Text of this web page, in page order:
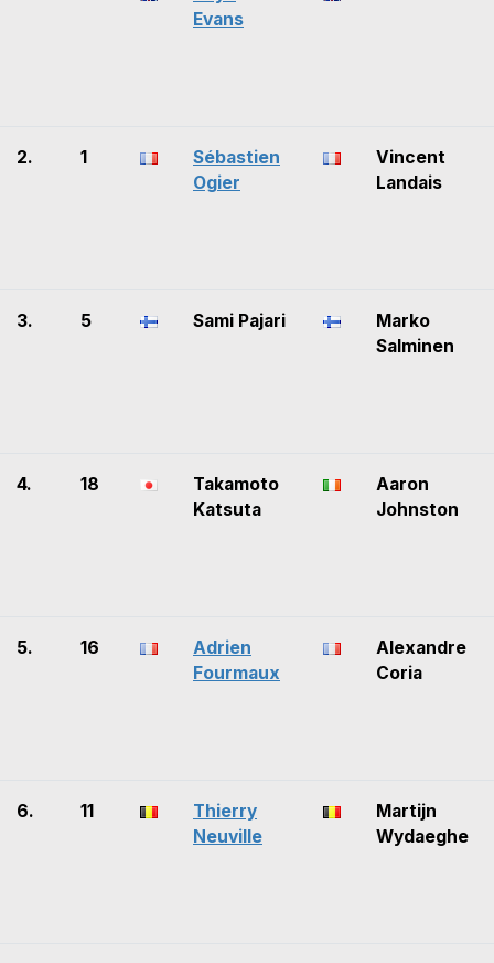
Evans
2. 1
Sébastien
Ogier
Vincent
Landais
3. 5 Sami Pajari
Marko
Salminen
4. 18
Takamoto
Katsuta
Aaron
Johnston
5. 16
Adrien
Fourmaux
Alexandre
Coria
6. 11
Thierry
Neuville
Martijn
Wydaeghe